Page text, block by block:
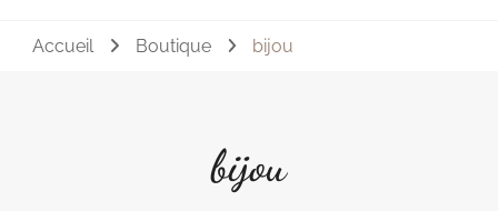
Accueil Boutique bijou
bijou